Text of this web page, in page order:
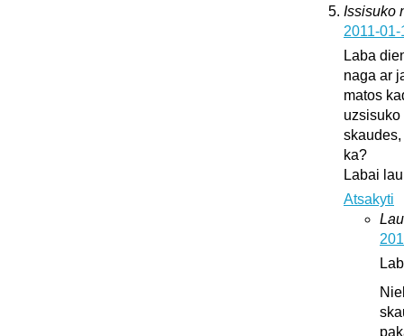
Issisuko
2011-
Laba
naga ar
matos
uzsisuko
ka?
Labai
Atsakyti